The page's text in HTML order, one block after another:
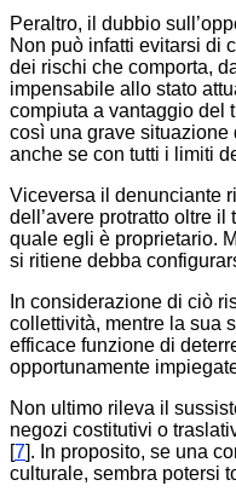
Peraltro, il dubbio
Non può infatti evitarsi di
dei rischi che comporta,
impensabile allo stato
compiuta a vantaggio del
così una grave situazione
anche se con tutti i limiti
Viceversa il denunciante
dell’avere protratto oltre
quale egli è proprietario.
si ritiene debba
In considerazione di ciò
collettività, mentre la sua
efficace funzione di
opportunamente
Non ultimo rileva il
negozi costitutivi o
[7]. In proposito, se una
culturale, sembra potersi